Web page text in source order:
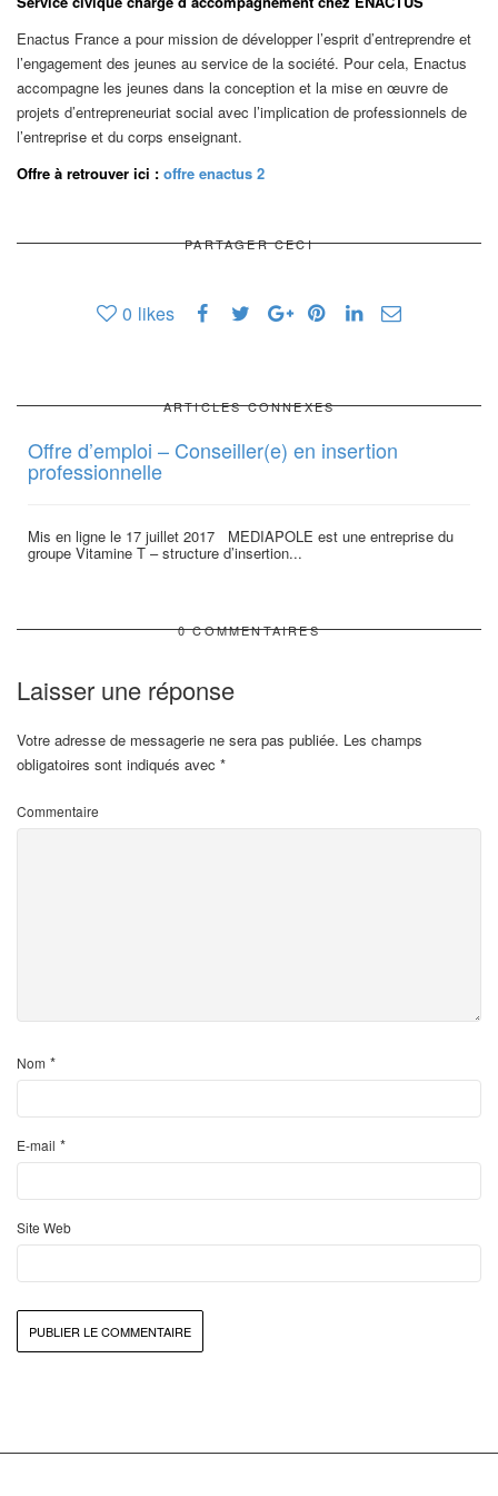
Enactus France a pour mission de développer l’esprit d’entreprendre et
l’engagement des jeunes au service de la société. Pour cela, Enactus
accompagne les jeunes dans la conception et la mise en œuvre de
projets d’entrepreneuriat social avec l’implication de professionnels de
l’entreprise et du corps enseignant.
Offre à retrouver ici : offre enactus 2
PARTAGER CECI
0 likes
ARTICLES CONNEXES
Offre d’emploi – Conseiller(e) en insertion
professionnelle
Mis en ligne le 17 juillet 2017 MEDIAPOLE est une entreprise du
groupe Vitamine T – structure d’insertion...
0 COMMENTAIRES
Laisser une réponse
Votre adresse de messagerie ne sera pas publiée. Les champs
obligatoires sont indiqués avec *
Commentaire
Nom *
E-mail *
Site Web